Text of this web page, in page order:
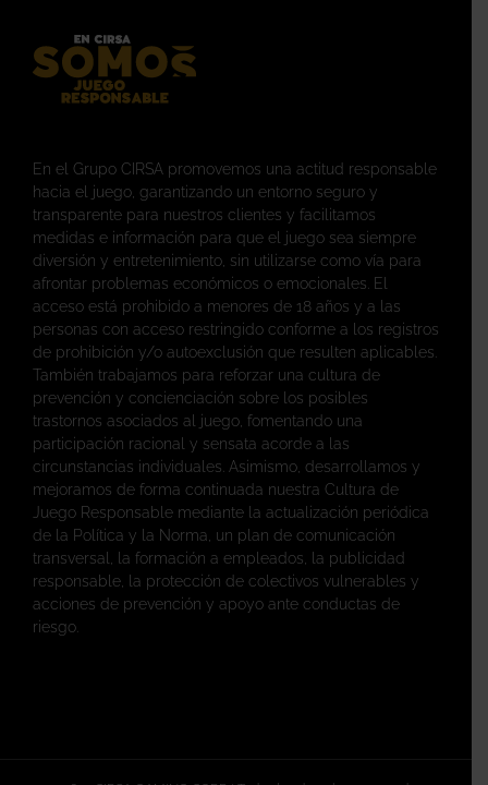
En el Grupo CIRSA promovemos una actitud responsable
hacia el juego, garantizando un entorno seguro y
transparente para nuestros clientes y facilitamos
medidas e información para que el juego sea siempre
diversión y entretenimiento, sin utilizarse como vía para
afrontar problemas económicos o emocionales. El
acceso está prohibido a menores de 18 años y a las
personas con acceso restringido conforme a los registros
de prohibición y/o autoexclusión que resulten aplicables.
También trabajamos para reforzar una cultura de
prevención y concienciación sobre los posibles
trastornos asociados al juego, fomentando una
participación racional y sensata acorde a las
circunstancias individuales. Asimismo, desarrollamos y
mejoramos de forma continuada nuestra Cultura de
Juego Responsable mediante la actualización periódica
de la Política y la Norma, un plan de comunicación
transversal, la formación a empleados, la publicidad
responsable, la protección de colectivos vulnerables y
acciones de prevención y apoyo ante conductas de
riesgo.